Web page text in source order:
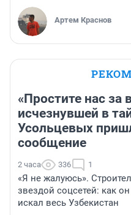
Артем Краснов
«Простите нас за
исчезнувшей в
Усольцевых
сообщение
2 часа 336 1
«Я не жалуюсь».
звездой соцсетей: как
искал весь Узбекистан